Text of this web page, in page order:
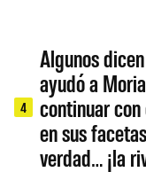
4
Algunos
ayudó a
continuar
en sus
verdad… ¡la